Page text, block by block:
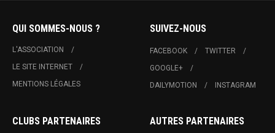
QUI SOMMES-NOUS ?
L'ASSOCIATION
LE SITE INTERNET
MENTIONS LÉGALES
SUIVEZ-NOUS
FACEBOOK
TWITTER
GOOGLE+
DAILYMOTION
INSTAGRAM
CLUBS PARTENAIRES AUTRES PARTENAIRES